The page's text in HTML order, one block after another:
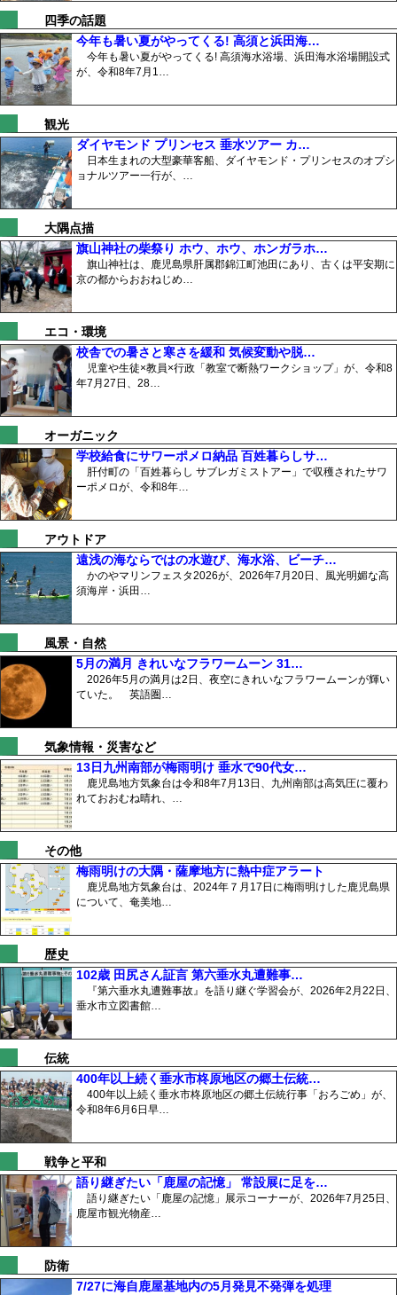
四季の話題
今年も暑い夏がやってくる! 高須と浜田海…
今年も暑い夏がやってくる! 高須海水浴場、浜田海水浴場開設式
が、令和8年7月1…
観光
ダイヤモンド プリンセス 垂水ツアー カ…
日本生まれの大型豪華客船、ダイヤモンド・プリンセスのオプシ
ョナルツアー一行が、…
大隅点描
旗山神社の柴祭り ホウ、ホウ、ホンガラホ…
旗山神社は、鹿児島県肝属郡錦江町池田にあり、古くは平安期に
京の都からおおねじめ…
エコ・環境
校舎での暑さと寒さを緩和 気候変動や脱…
児童や生徒×教員×行政「教室で断熱ワークショップ」が、令和8
年7月27日、28…
オーガニック
学校給食にサワーポメロ納品 百姓暮らしサ…
肝付町の「百姓暮らし サブレガミストアー」で収穫されたサワ
ーポメロが、令和8年…
アウトドア
遠浅の海ならではの水遊び、海水浴、ビーチ…
かのやマリンフェスタ2026が、2026年7月20日、風光明媚な高
須海岸・浜田…
風景・自然
5月の満月 きれいなフラワームーン 31…
2026年5月の満月は2日、夜空にきれいなフラワームーンが輝い
ていた。 英語圏…
気象情報・災害など
13日九州南部が梅雨明け 垂水で90代女…
鹿児島地方気象台は令和8年7月13日、九州南部は高気圧に覆わ
れておおむね晴れ、…
その他
梅雨明けの大隅・薩摩地方に熱中症アラート
鹿児島地方気象台は、2024年７月17日に梅雨明けした鹿児島県
について、奄美地…
歴史
102歳 田尻さん証言 第六垂水丸遭難事…
『第六垂水丸遭難事故』を語り継ぐ学習会が、2026年2月22日、
垂水市立図書館…
伝統
400年以上続く垂水市柊原地区の郷土伝統…
400年以上続く垂水市柊原地区の郷土伝統行事「おろごめ」が、
令和8年6月6日早…
戦争と平和
語り継ぎたい「鹿屋の記憶」 常設展に足を…
語り継ぎたい「鹿屋の記憶」展示コーナーが、2026年7月25日、
鹿屋市観光物産…
防衛
7/27に海自鹿屋基地内の5月発見不発弾を処理